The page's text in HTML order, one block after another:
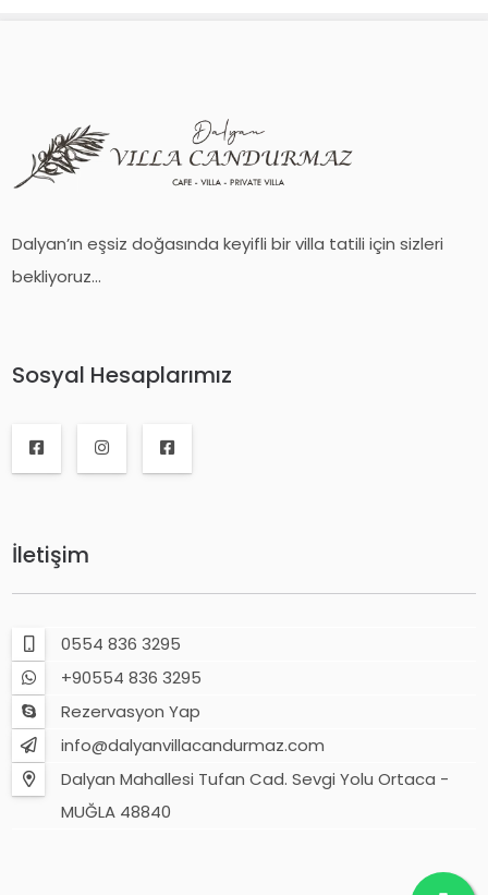
Dalyan’ın eşsiz doğasında keyifli bir villa tatili için sizleri
bekliyoruz...
Sosyal Hesaplarımız
İletişim
0554 836 3295
+90554 836 3295
Rezervasyon Yap
info@dalyanvillacandurmaz.com
Dalyan Mahallesi Tufan Cad. Sevgi Yolu Ortaca -
MUĞLA 48840